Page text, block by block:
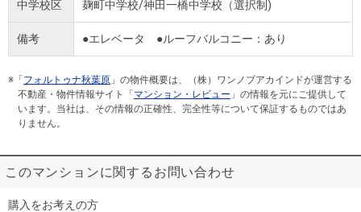
中学校区 麹町中学校/神田一橋中学校（選択制)
備考 ●エレベータ ●ルーフバルコニー：あり
※「 フォルトゥナ秋葉原 」の物件概要は、（株）ワンノブアカインドが運営する
不動産・物件情報サイト「 マンション・レビュー 」の情報を元にご提供して
います。当社は、その情報の正確性、完全性等について保証するものではあ
りません。
このマンションに関するお問い合わせ
購入をお考えの方